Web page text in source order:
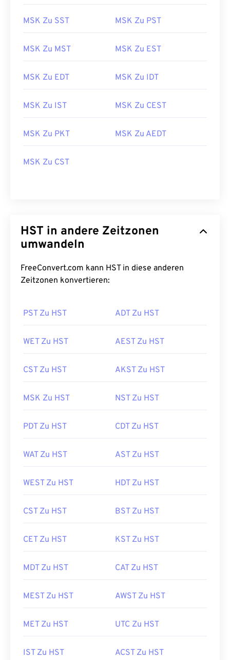
MSK Zu SST MSK Zu PST
MSK Zu MST MSK Zu EST
MSK Zu EDT MSK Zu IDT
MSK Zu IST MSK Zu CEST
MSK Zu PKT MSK Zu AEDT
MSK Zu CST
HST in andere Zeitzonen
umwandeln
FreeConvert.com kann HST in diese anderen
Zeitzonen konvertieren:
PST Zu HST ADT Zu HST
WET Zu HST AEST Zu HST
CST Zu HST AKST Zu HST
MSK Zu HST NST Zu HST
PDT Zu HST CDT Zu HST
WAT Zu HST AST Zu HST
WEST Zu HST HDT Zu HST
CST Zu HST BST Zu HST
CET Zu HST KST Zu HST
MDT Zu HST CAT Zu HST
MEST Zu HST AWST Zu HST
MET Zu HST UTC Zu HST
IST Zu HST ACST Zu HST